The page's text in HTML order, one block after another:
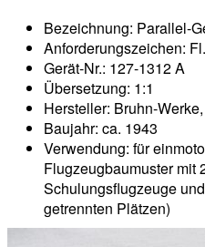
Bezeichnung: Parallel-
Anforderungszeichen:
Gerät-Nr.: 127-1312 A
Übersetzung: 1:1
Hersteller: Bruhn-
Baujahr: ca. 1943
Verwendung: für
Flugzeugbaumuster mit
Schulungsflugzeuge
getrennten Plätzen)